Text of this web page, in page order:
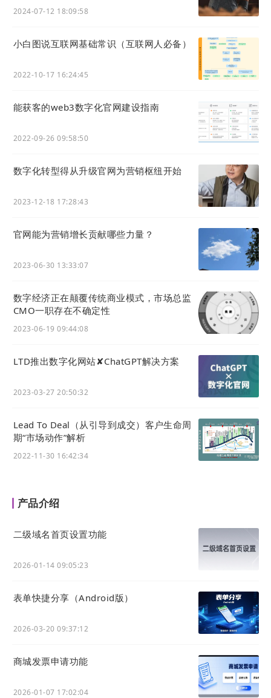
2024-07-12 18:09:58
小白图说互联网基础常识（互联网人必备）
2022-10-17 16:24:45
能获客的web3数字化官⽹建设指南
2022-09-26 09:58:50
数字化转型得从升级官网为营销枢纽开始
2023-12-18 17:28:43
官网能为营销增长贡献哪些力量？
2023-06-30 13:33:07
数字经济正在颠覆传统商业模式，市场总监
CMO一职存在不确定性
2023-06-19 09:44:08
LTD推出数字化网站✘ChatGPT解决方案
2023-03-27 20:50:32
Lead To Deal（从引导到成交）客户生命周
期“市场动作”解析
2022-11-30 16:42:34
产品介绍
二级域名首页设置功能
2026-01-14 09:05:23
表单快捷分享（Android版）
2026-03-20 09:37:12
商城发票申请功能
2026-01-07 17:02:04